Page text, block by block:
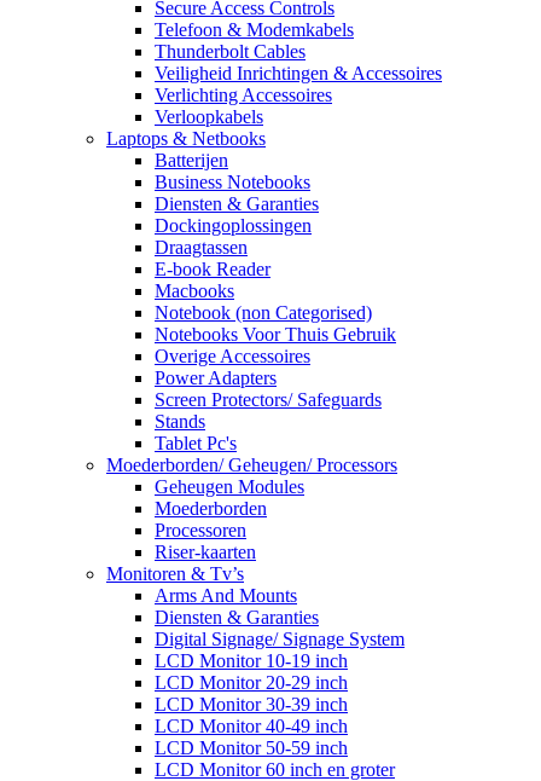
Secure Access Controls
Telefoon & Modemkabels
Thunderbolt Cables
Veiligheid Inrichtingen & Accessoires
Verlichting Accessoires
Verloopkabels
Laptops & Netbooks
Batterijen
Business Notebooks
Diensten & Garanties
Dockingoplossingen
Draagtassen
E-book Reader
Macbooks
Notebook (non Categorised)
Notebooks Voor Thuis Gebruik
Overige Accessoires
Power Adapters
Screen Protectors/ Safeguards
Stands
Tablet Pc's
Moederborden/ Geheugen/ Processors
Geheugen Modules
Moederborden
Processoren
Riser-kaarten
Monitoren & Tv’s
Arms And Mounts
Diensten & Garanties
Digital Signage/ Signage System
LCD Monitor 10-19 inch
LCD Monitor 20-29 inch
LCD Monitor 30-39 inch
LCD Monitor 40-49 inch
LCD Monitor 50-59 inch
LCD Monitor 60 inch en groter